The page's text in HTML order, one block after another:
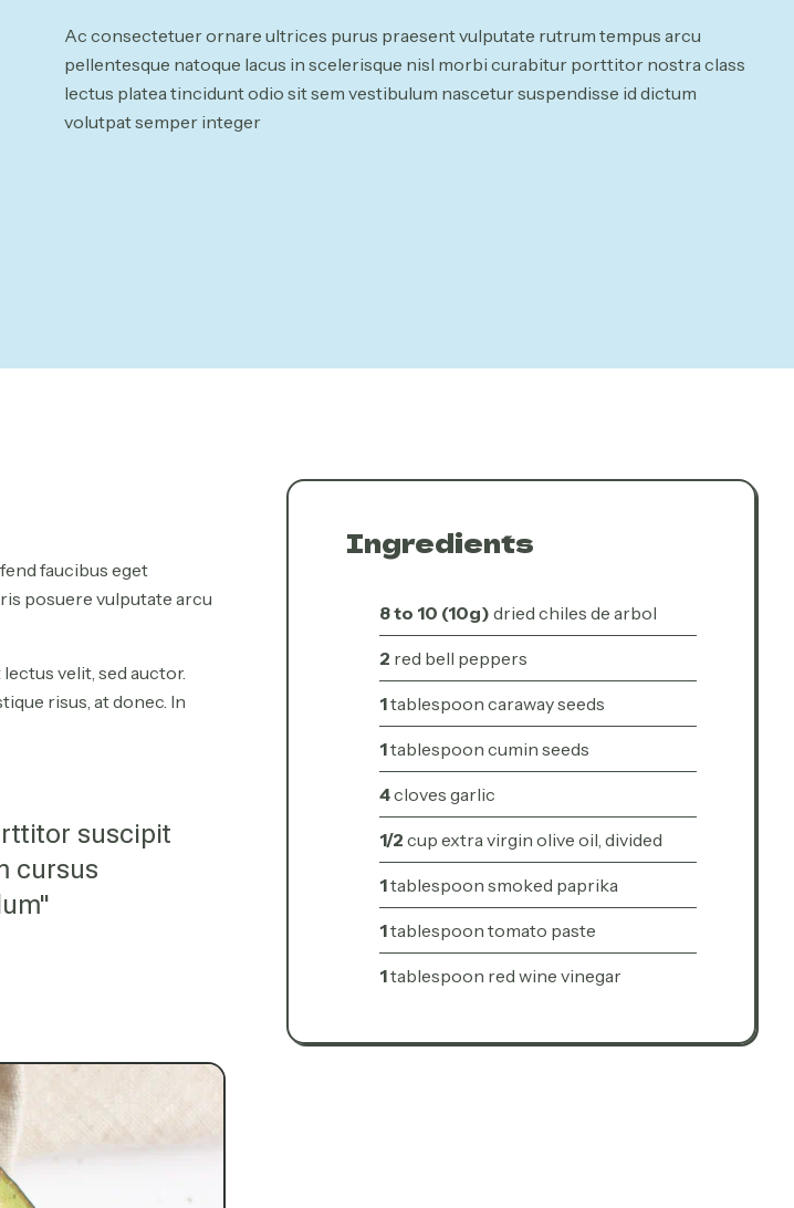
Ac consectetuer ornare ultrices purus praesent vulputate rutrum tempus arcu
pellentesque natoque lacus in scelerisque nisl morbi curabitur porttitor nostra class
lectus platea tincidunt odio sit sem vestibulum nascetur suspendisse id dictum
volutpat semper integer
faucibus eget
posuere vulputate arcu
velit, sed auctor.
risus, at donec. In
suscipit
cursus
Ingredients
8 to 10 (10g) dried chiles de arbol
2 red bell peppers
1tablespoon caraway seeds
1tablespoon cumin seeds
4cloves garlic
1/2 cup extra virgin olive oil, divided
1tablespoon smoked paprika
1tablespoon tomato paste
1tablespoon red wine vinegar